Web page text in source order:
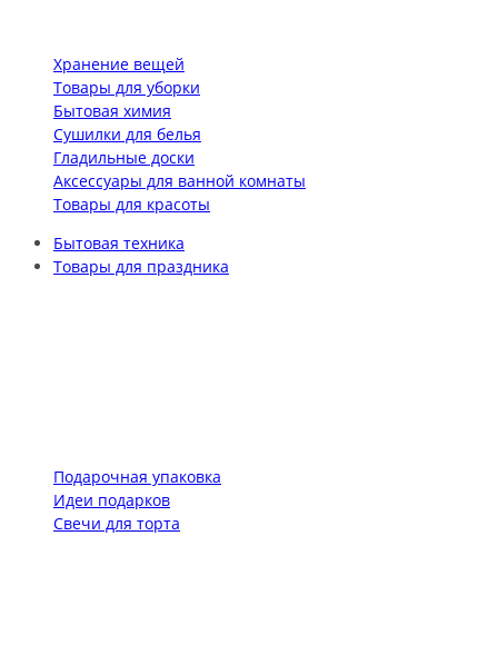
Хранение вещей
Товары для уборки
Бытовая химия
Сушилки для белья
Гладильные доски
Аксессуары для ванной комнаты
Товары для красоты
Бытовая техника
Товары для праздника
Подарочная упаковка
Идеи подарков
Свечи для торта